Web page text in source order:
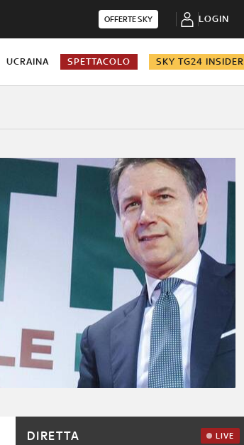
OFFERTE SKY LOGIN
UCRAINA SPETTACOLO SKY TG24 INSIDER
DIRETTA LIVE